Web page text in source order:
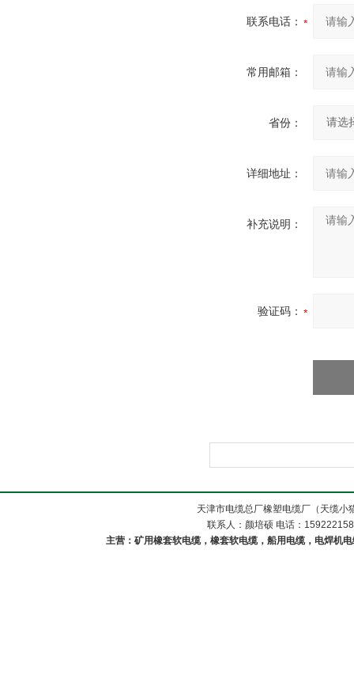
联系电话：
常用邮箱：
省份：
详细地址：
补充说明：
验证码：
天津市电缆总厂橡塑电缆厂（天缆
联系人：颜培硕 电话：
主营：矿用橡套软电缆，橡套软电缆，船用电缆，电焊机